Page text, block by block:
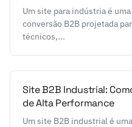
Um site para indústria é
conversão B2B projetada
técnicos,...
Site B2B Industrial:
de Alta Performance
Um site B2B industrial é